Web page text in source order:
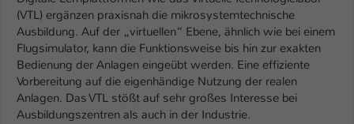
(VTL) ergänzen praxisnah die mikrosystemtechnische
Ausbildung. Auf der „virtuellen“ Ebene, ähnlich wie bei einem
Flugsimulator, kann die Funktionsweise bis hin zur exakten
Bedienung der Anlagen eingeübt werden. Eine effiziente
Vorbereitung auf die eigenhändige Nutzung der realen
Anlagen. Das VTL stößt auf sehr großes Interesse bei
Ausbildungszentren als auch in der Industrie.